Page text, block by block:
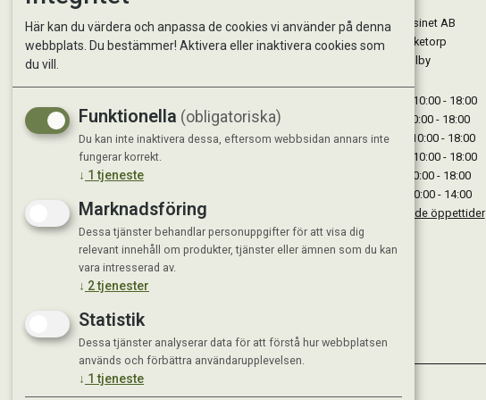
Kontakta oss
Om oss
StallMagasinet AB
Västra Lärketorp
59595 Mjölby
Måndag : 10:00 - 18:00
Tisdag : 10:00 - 18:00
Onsdag : 10:00 - 18:00
Torsdag : 10:00 - 18:00
Fredag : 10:00 - 18:00
Lördag : 10:00 - 14:00
Se avvikande öppettider
Här kan du värdera och anpassa de cookies vi använder på denna
webbplats. Du bestämmer! Aktivera eller inaktivera cookies som
du vill.
Funktionella (obligatoriska)
Du kan inte inaktivera dessa, eftersom webbsidan annars inte
fungerar korrekt.
↓ 1 tjeneste
Marknadsföring
Dessa tjänster behandlar personuppgifter för att visa dig
relevant innehåll om produkter, tjänster eller ämnen som du kan
vara intresserad av.
↓ 2tjenester
Statistik
Dessa tjänster analyserar data för att förstå hur webbplatsen
används och förbättra användarupplevelsen.
↓ 1 tjeneste